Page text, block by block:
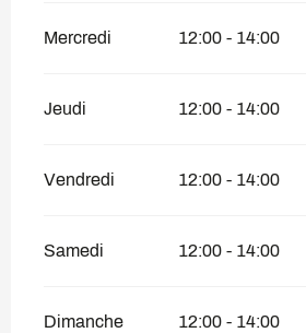
Mercredi 12:00 - 14:00
Jeudi 12:00 - 14:00
Vendredi 12:00 - 14:00
Samedi 12:00 - 14:00
Dimanche 12:00 - 14:00